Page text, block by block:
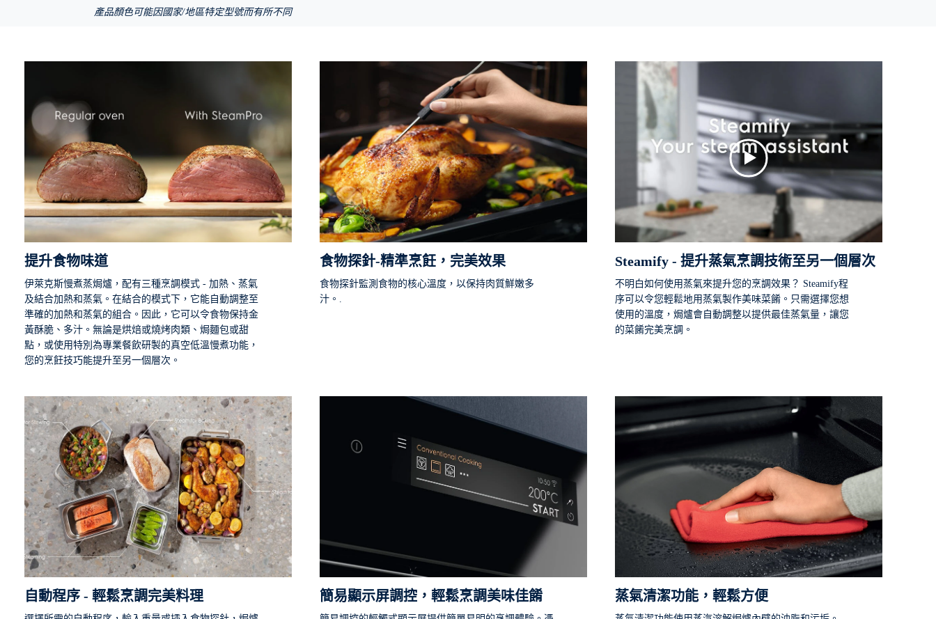
產品顏色可能因國家/地區特定型號而有所不同
提升食物味道
伊萊克斯慢煮蒸焗爐，配有三種烹調模式 - 加熱、蒸氣
及結合加熱和蒸氣。在結合的模式下，它能自動調整至
準確的加熱和蒸氣的組合。因此，它可以令食物保持金
黃酥脆、多汁。無論是烘焙或燒烤肉類、焗麵包或甜
點，或使用特別為專業餐飲研製的真空低溫慢煮功能，
您的烹飪技巧能提升至另一個層次。
食物探針-精準烹飪，完美效果
食物探針監測食物的核心溫度，以保持肉質鮮嫩多
汁。.
Steamify - 提升蒸氣烹調技術至另一個層次
不明白如何使用蒸氣來提升您的烹調效果？ Steamify程
序可以令您輕鬆地用蒸氣製作美味菜餚。只需選擇您想
使用的溫度，焗爐會自動調整以提供最佳蒸氣量，讓您
的菜餚完美烹調。
自動程序 - 輕鬆烹調完美料理 簡易顯示屏調控，輕鬆烹調美味佳餚 蒸氣清潔功能，輕鬆方便